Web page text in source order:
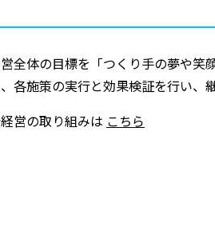
全体の目標を「つくり手の夢や笑
各施策の実行と効果検証を行い、
経営の取り組みは こちら